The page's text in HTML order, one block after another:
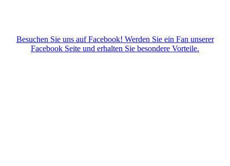
Besuchen Sie uns auf Facebook! Werden Sie ein Fan unserer
Facebook Seite und erhalten Sie besondere Vorteile.